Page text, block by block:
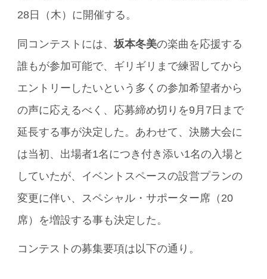
28日（木）に開催する。
同コンテストには、坂本冬美の楽曲を応援する
誰もが参加可能で、ギリギリまで練習してから
エントリーしたいという多くの参加希望者から
の声に応えるべく、応募締め切りを9月7日まで
延長する事が決定した。あわせて、決勝大会に
は当初、出場者1名につき付き添い1名の入場と
していたが、イベントスペースの設営プランの
変更に伴い、スペシャル・サポーター席（20
席）を増設する事も決定した。
コンテストの募集要項は以下の通り。